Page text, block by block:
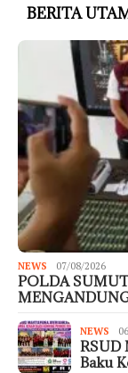
BERITA
NEWS 07/08/2026
POLDA
NEWS
RSUD
Baku